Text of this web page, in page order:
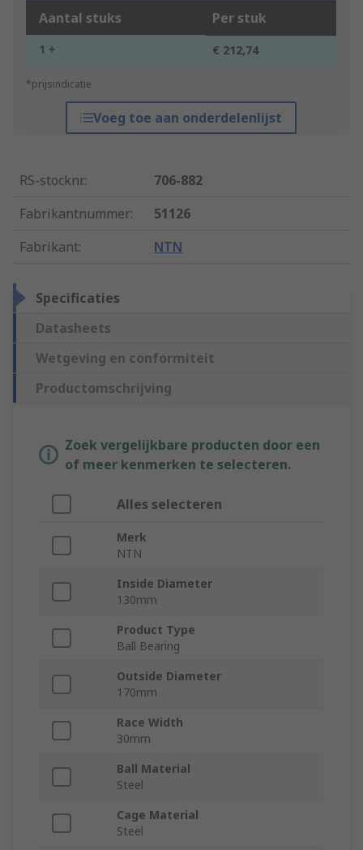
Aantal stuks Per stuk
1 + € 212,74
*prijsindicatie
Voeg toe aan onderdelenlijst
RS-stocknr.:
706-882
Fabrikantnummer:
51126
Fabrikant: NTN
Specificaties
Datasheets
Wetgeving en conformiteit
Productomschrijving
Zoek vergelijkbare producten door een
of meer kenmerken te selecteren.
Alles selecteren
Merk
NTN
Inside Diameter
130mm
Product Type
Ball Bearing
Outside Diameter
170mm
Race Width
30mm
Ball Material
Steel
Cage Material
Steel